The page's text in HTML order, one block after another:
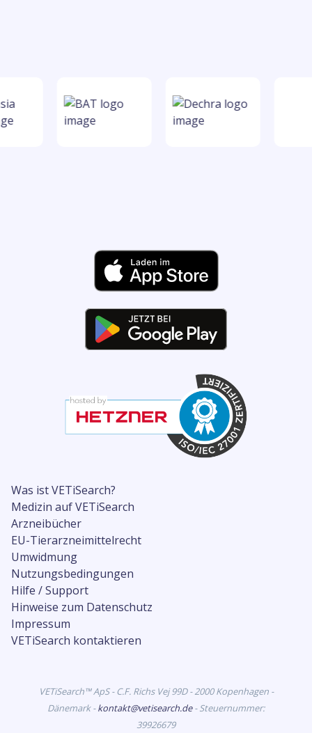
Was ist VETiSearch?
Medizin auf VETiSearch
Arzneibücher
EU-Tierarzneimittelrecht
Umwidmung
Nutzungsbedingungen
Hilfe / Support
Hinweise zum Datenschutz
Impressum
VETiSearch kontaktieren
VETiSearch™ ApS - C.F. Richs Vej 99D - 2000 Kopenhagen -
Dänemark -kontakt@vetisearch.de- Steuernummer:
39926679